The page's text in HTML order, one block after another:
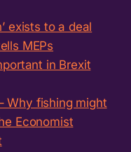
exists to a deal
MEPs
in Brexit
Why fishing might
Economist